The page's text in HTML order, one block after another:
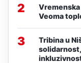
2
Vremenska
Veoma
3
Tribina u